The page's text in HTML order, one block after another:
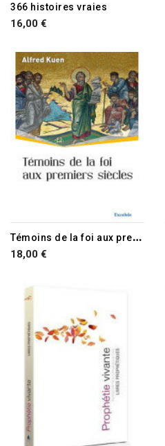
366 histoires vraies
16,00 €
T
émoins de la foi aux premiers siècles
18,00 €